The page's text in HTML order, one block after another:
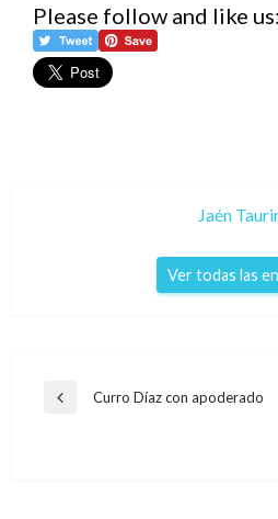
Please follow and like us:
Jaén
Ver todas las
Navegación
Entrada
Curro Díaz con apoderado